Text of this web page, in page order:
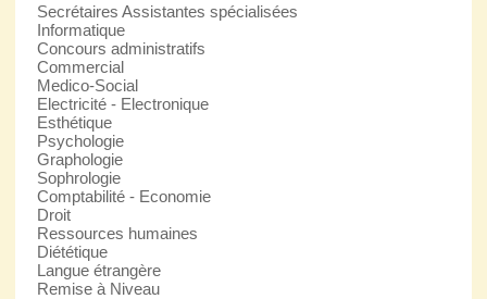
Secrétaires Assistantes spécialisées
Informatique
Concours administratifs
Commercial
Medico-Social
Electricité - Electronique
Esthétique
Psychologie
Graphologie
Sophrologie
Comptabilité - Economie
Droit
Ressources humaines
Diététique
Langue étrangère
Remise à Niveau